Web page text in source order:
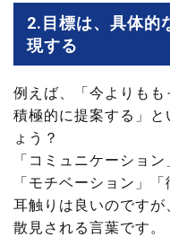
2.目標は、具体的
現する
例えば、「今よりもも
積極的に提案する」
ょう？
「コミュニケーショ
「モチベーション」
耳触りは良いのです
散見される言葉です。